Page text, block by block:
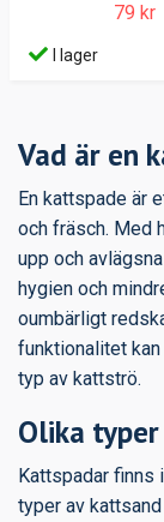
79 kr
I lager
Vad är en
En kattspade är
och fräsch. Med
upp och
hygien och
oumbärligt
funktionalitet
typ av kattströ.
Olika
Kattspadar finns
typer av